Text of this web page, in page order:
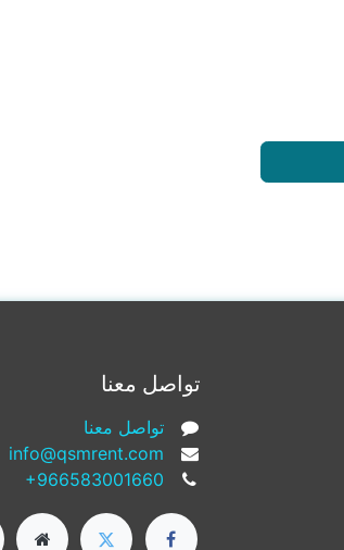
تواصل معنا
تواصل معنا
info@qsmrent.com
+966583001660